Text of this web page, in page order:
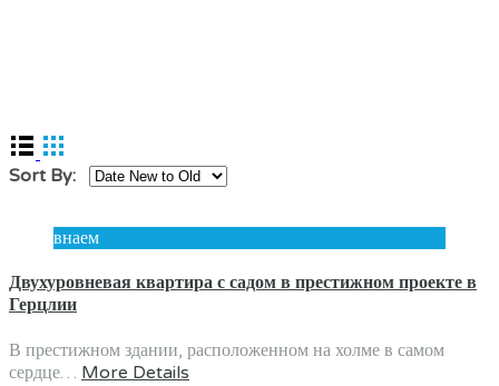
Sort By:
внаем
Двухуровневая квартира с садом в престижном проекте в
Герцлии
В престижном здании, расположенном на холме в самом
сердце… More Details